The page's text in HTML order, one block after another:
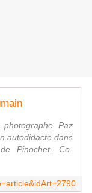
Paz
autodidacte dans
Pinochet. Co-